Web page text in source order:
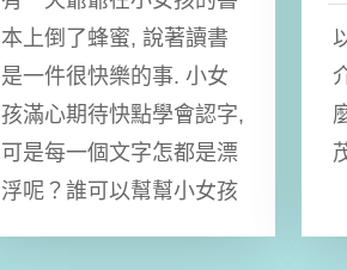
本上倒了蜂蜜, 說著讀書
是一件很快樂的事. 小女
孩滿心期待快點學會認字,
可是每一個文字怎都是漂
浮呢？誰可以幫幫小女孩